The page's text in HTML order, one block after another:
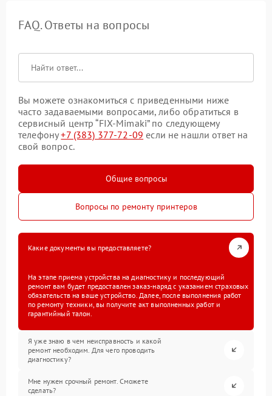
FAQ. Ответы на вопросы
Вы можете ознакомиться с приведенными ниже
часто задаваемыми вопросами, либо обратиться в
сервисный центр “FIX-Mimaki” по следующему
телефону+7 (383) 377-72-09 если не нашли ответ на
свой вопрос.
Общие вопросы
Вопросы по ремонту принтеров
Какие документы вы предоставляете?
На этапе приема устройства на диагностику и последующий
ремонт вам будет предоставлен заказ-наряд с указанием страховых
обязательств на ваше устройство. Далее, после выполнения работ
по ремонту техники, вы получите акт выполненных работ и
гарантийный талон.
Я уже знаю в чем неисправность и какой
ремонт необходим. Для чего проводить
диагностику?
Мне нужен срочный ремонт. Сможете
сделать?